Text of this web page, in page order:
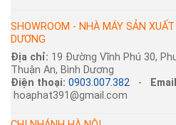
SHOWROOM - NHÀ MÁY SẢN
DƯƠNG
Địa chỉ: 19 Đường Vĩnh Phú 30,
Thuận An, Bình Dương
Điện thoại: 0903.007.382-
hoaphat391@gmail.com